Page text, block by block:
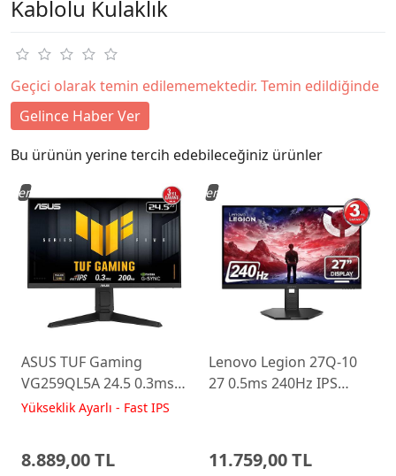
Kablolu Kulaklık
Geçici olarak temin edilememektedir. Temin edildiğinde
Gelince Haber Ver
Bu ürünün yerine tercih edebileceğiniz ürünler
ASUS TUF Gaming
VG259QL5A 24.5 0.3ms
200Hz Fast IPS Yükseklik
Yükseklik Ayarlı - Fast IPS
8.889,00 TL
Yeni
Lenovo Legion 27Q-10
27 0.5ms 240Hz IPS
11.759,00 TL
Yeni